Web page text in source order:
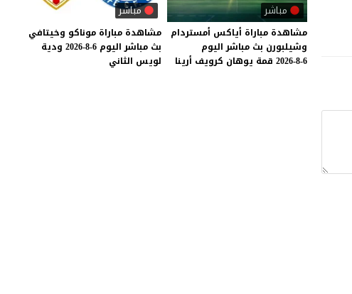
مباشر
مشاهدة مباراة أياكس أمستردام
وشيلبورن بث مباشر اليوم
6-8-2026
قمة يوهان كرويف أرينا
مباشر
مشاهدة مباراة موناكو وخيتافي
بث مباشر اليوم 6-8-2026
ودية
لويس الثاني